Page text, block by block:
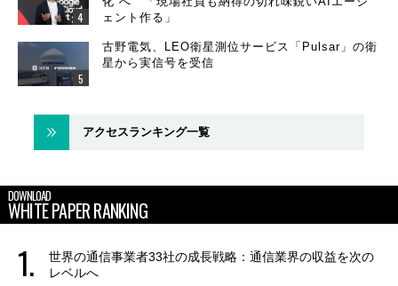
ェント作る」
古野電気、LEO衛星測位サービス「Pulsar」の衛
星から実信号を受信
アクセスランキング一覧
DOWNLOAD
WHITE PAPER RANKING
世界の通信事業者33社の成長戦略：通信業界の収益を次の
レベルへ